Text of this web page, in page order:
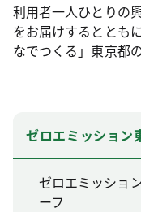
利用者一人ひとりの
をお届けするととも
なでつくる」東京都
ゼロエミッション
ゼロエミッショ
ーフ